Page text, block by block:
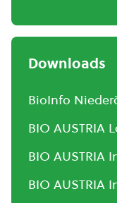
Downloads
BioInfo
BIO AUSTRIA
BIO AUSTRIA
BIO AUSTRIA